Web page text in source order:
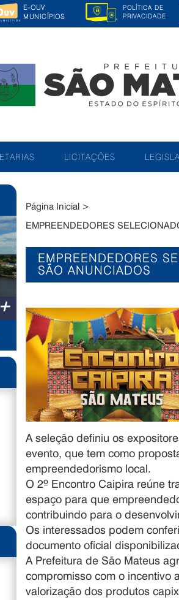
E-OUV
MUNICÍPIOS
POLÍTICA DE
PRIVACIDADE
LICITAÇÕES
Página Inicial >
EMPREENDEDORES
EMPREENDEDORES
SÃO ANUNCIADOS
A seleção definiu os
evento, que tem como
empreendedorismo local.
O 2º Encontro Caipira reúne
espaço para que
contribuindo para o
Os interessados podem
documento oficial
A Prefeitura de São Mateus
compromisso com o incentivo
valorização dos produtos